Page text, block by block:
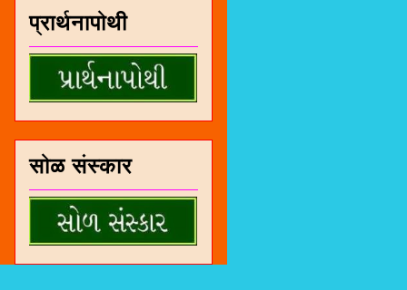
प्रार्थनापोथी
सोळ संस्कार